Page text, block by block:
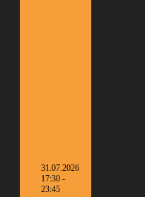
31.07.2026
17:30 -
23:45